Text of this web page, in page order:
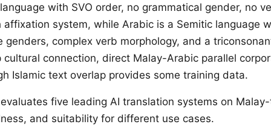
with SVO order, no grammatical gender, no
system, while Arabic is a Semitic language
genders, complex verb morphology, and a
cultural connection, direct Malay-Arabic parallel
Islamic text overlap provides some training data.
five leading AI translation systems on
and suitability for different use cases.